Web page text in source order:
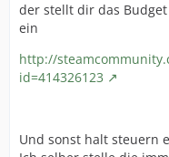
der stellt dir das
ein
http://
id=414326123
Und sonst halt steuern